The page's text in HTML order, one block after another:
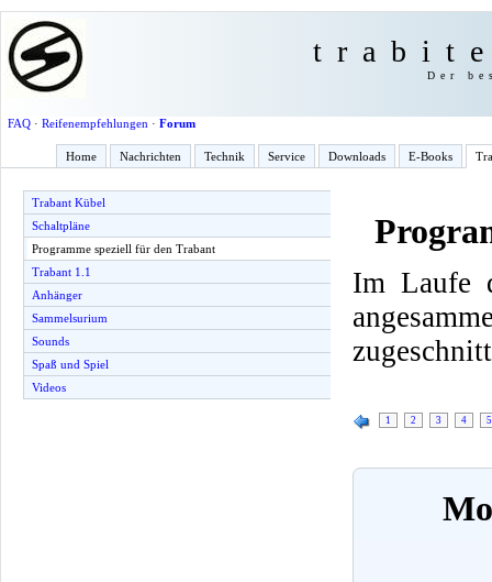
Der
FAQ· Reifenempfehlungen · Forum
Home Nachrichten Technik Service Downloads E-Books
Trabant Kübel
Schaltpläne
Programme speziell für den Trabant
Trabant 1.1
Anhänger
Sammelsurium
Sounds
Spaß und Spiel
Videos
Im Laufe
1 2 3 4 5